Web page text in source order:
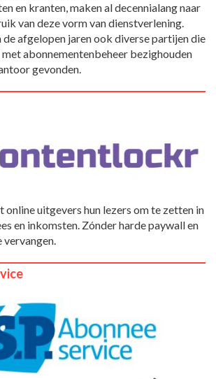
en kranten, maken al decennialang naar
van deze vorm van dienstverlening.
de afgelopen jaren ook diverse partijen die
abonnementenbeheer bezighouden
gevonden.
uitgevers hun lezers om te zetten in
en inkomsten. Zónder harde paywall en
vervangen.